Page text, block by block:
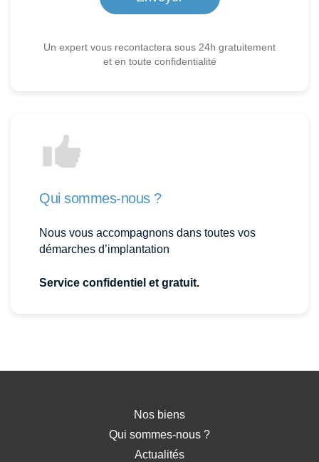
Un expert vous recontactera sous 24h gratuitement
et en toute confidentialité
Qui sommes-nous ?
Nous vous accompagnons dans toutes vos
démarches d’implantation
Service confidentiel et gratuit.
Nos biens
Qui sommes-nous ?
Actualités